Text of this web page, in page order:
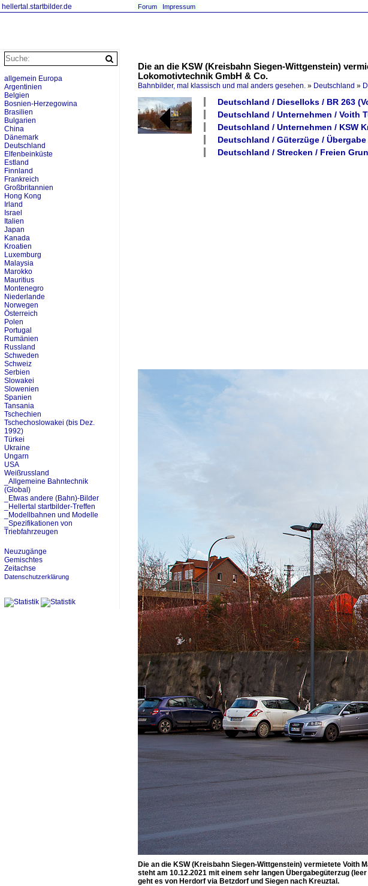
hellertal.startbilder.de Forum Impressum
Die an die KSW (Kreisbahn Siegen-Wittgenstein)
Lokomotivtechnik GmbH & Co.
Bahnbilder, mal klassisch und mal anders gesehen. » Deutschland »
Deutschland / Dieselloks / BR 263
Deutschland / Unternehmen / Voith
Deutschland / Unternehmen / KSW
Deutschland / Güterzüge /
Deutschland / Strecken / Freien
Die an die KSW (Kreisbahn Siegen-Wittgenstein) vermietete Voith
steht am 10.12.2021 mit einem sehr langen Übergabegüterzug
geht es von Herdorf via Betzdorf und Siegen nach Kreuztal.
allgemein Europa
Argentinien
Belgien
Bosnien-Herzegowina
Brasilien
Bulgarien
China
Dänemark
Deutschland
Elfenbeinküste
Estland
Finnland
Frankreich
Großbritannien
Hong Kong
Irland
Israel
Italien
Japan
Kanada
Kroatien
Luxemburg
Malaysia
Marokko
Mauritius
Montenegro
Niederlande
Norwegen
Österreich
Polen
Portugal
Rumänien
Russland
Schweden
Schweiz
Serbien
Slowakei
Slowenien
Spanien
Tansania
Tschechien
Tschechoslowakei (bis Dez.
1992)
Türkei
Ukraine
Ungarn
USA
Weißrussland
_Allgemeine Bahntechnik
(Global)
_Etwas andere (Bahn)-Bilder
_Hellertal startbilder-Treffen
_Modellbahnen und Modelle
_Spezifikationen von
Triebfahrzeugen
Neuzugänge
Gemischtes
Zeitachse
Datenschutzerklärung